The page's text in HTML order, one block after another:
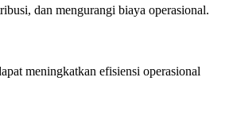
dan mengurangi biaya operasional.
meningkatkan efisiensi operasional